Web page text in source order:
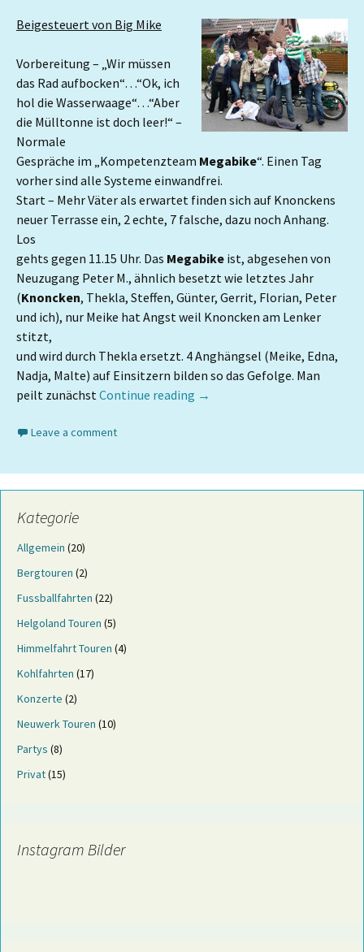
Beigesteuert von Big Mike
Vorbereitung – „Wir müssen
das Rad aufbocken“…“Ok, ich
hol die Wasserwaage“…“Aber
die Mülltonne ist doch leer!“ –
Normale
Gespräche im „Kompetenzteam Megabike“. Einen Tag
vorher sind alle Systeme einwandfrei.
Start – Mehr Väter als erwartet finden sich auf Knonckens
neuer Terrasse ein, 2 echte, 7 falsche, dazu noch Anhang.
Los
gehts gegen 11.15 Uhr. Das Megabike ist, abgesehen von
Neuzugang Peter M., ähnlich besetzt wie letztes Jahr
(Knoncken, Thekla, Steffen, Günter, Gerrit, Florian, Peter
und ich), nur Meike hat Angst weil Knoncken am Lenker
stitzt,
und wird durch Thekla ersetzt. 4 Anghängsel (Meike, Edna,
Nadja, Malte) auf Einsitzern bilden so das Gefolge. Man
peilt zunächstContinue reading →
Leave a comment
Kategorie
Allgemein (20)
Bergtouren (2)
Fussballfahrten (22)
Helgoland Touren (5)
Himmelfahrt Touren (4)
Kohlfahrten (17)
Konzerte (2)
Neuwerk Touren (10)
Partys (8)
Privat(15)
Instagram Bilder